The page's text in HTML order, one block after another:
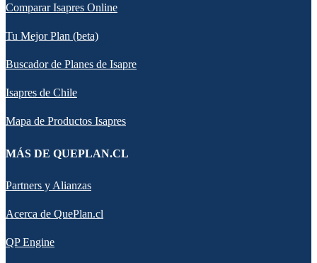
Comparar Isapres Online
Tu Mejor Plan (beta)
Buscador de Planes de Isapre
Isapres de Chile
Mapa de Productos Isapres
MÁS DE QUEPLAN.CL
Partners y Alianzas
Acerca de QuePlan.cl
QP Engine